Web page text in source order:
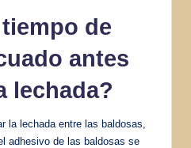
de
antes
lechada?
la lechada entre las baldosas,
adhesivo de las baldosas se